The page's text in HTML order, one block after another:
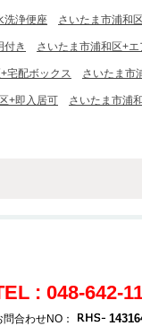
洗浄便座 さいたま市浦和
付き さいたま市浦和区+エ
宅配ボックス さいたま市
+即入居可 さいたま市浦
: 048-642-
問合わせNO：